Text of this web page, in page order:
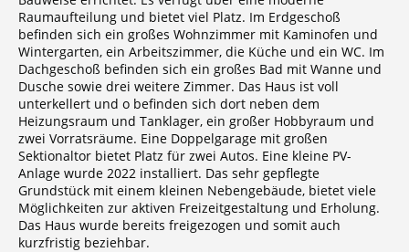
Raumaufteilung und bietet viel Platz. Im Erdgeschoß
befinden sich ein großes Wohnzimmer mit Kaminofen und
Wintergarten, ein Arbeitszimmer, die Küche und ein WC. Im
Dachgeschoß befinden sich ein großes Bad mit Wanne und
Dusche sowie drei weitere Zimmer. Das Haus ist voll
unterkellert und o befinden sich dort neben dem
Heizungsraum und Tanklager, ein großer Hobbyraum und
zwei Vorratsräume. Eine Doppelgarage mit großen
Sektionaltor bietet Platz für zwei Autos. Eine kleine PV-
Anlage wurde 2022 installiert. Das sehr gepflegte
Grundstück mit einem kleinen Nebengebäude, bietet viele
Möglichkeiten zur aktiven Freizeitgestaltung und Erholung.
Das Haus wurde bereits freigezogen und somit auch
kurzfristig beziehbar.